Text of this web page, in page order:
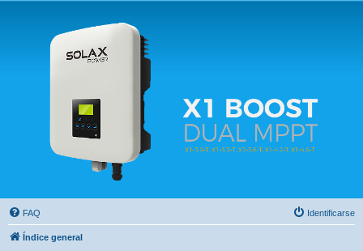
Solax FAQ
Lugar para intercambiar dudas sobre inversores solares Solax y temas relacionados.
FAQ Identificarse
Índice general